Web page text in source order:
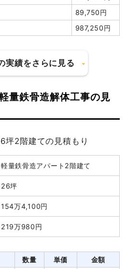
89,750円
987,250円
実績をさらに見る
40万8,800円
78万7,402円
11坪 37,164円
408,800円
126m² 550円
220,000円
量鉄骨造解体工事の見
坪2階建ての見積もり
軽量鉄骨造アパート2階建て
26坪
154万4,100円
219万980円
数量 単価
金額